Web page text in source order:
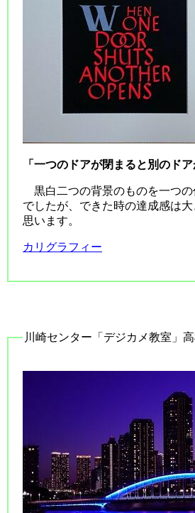
「一つのドアが閉まると別のドア
黒白二つの背景のものを一つ
でしたが、できた時の達成感は
思います。
カリグラフィー
川崎センター「デジカメ教室」